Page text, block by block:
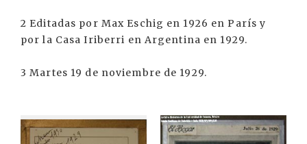
2 Editadas por Max Eschig en 1926 en París y
por la Casa Iriberri en Argentina en 1929.
3 Martes 19 de noviembre de 1929.